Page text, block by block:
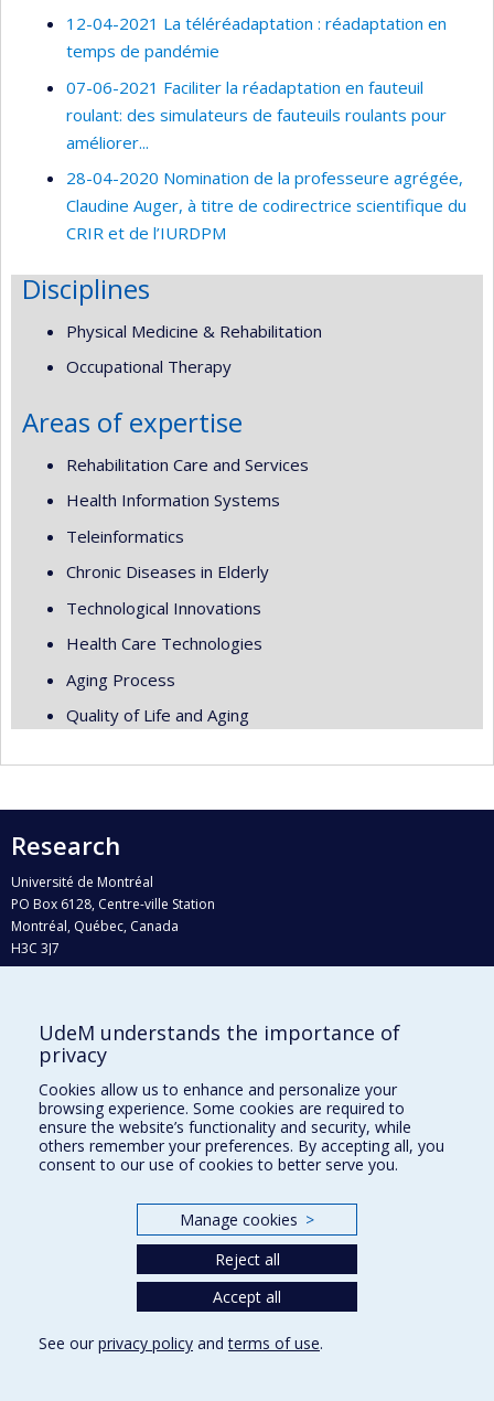
12-04-2021 La téléréadaptation : réadaptation en
temps de pandémie
07-06-2021 Faciliter la réadaptation en fauteuil
roulant: des simulateurs de fauteuils roulants pour
améliorer...
28-04-2020 Nomination de la professeure agrégée,
Claudine Auger, à titre de codirectrice scientifique du
CRIR et de l’IURDPM
Disciplines
Physical Medicine & Rehabilitation
Occupational Therapy
Areas of expertise
Rehabilitation Care and Services
Health Information Systems
Teleinformatics
Chronic Diseases in Elderly
Technological Innovations
Health Care Technologies
Aging Process
Quality of Life and Aging
Research
Université de Montréal
PO Box 6128, Centre-ville Station
Montréal, Québec, Canada
H3C 3J7
Who does what?
Find us
Site map
Accessibility
UdeM understands the importance of
privacy
Cookies allow us to enhance and personalize your
browsing experience. Some cookies are required to
ensure the website’s functionality and security, while
others remember your preferences. By accepting all, you
consent to our use of cookies to better serve you.
Manage cookies >
Reject all
Accept all
See our privacy policy andterms of use.